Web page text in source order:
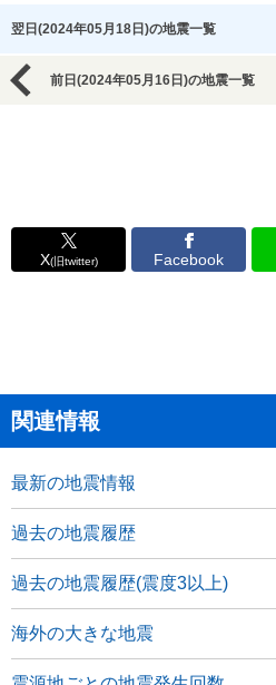
翌日(2024年05月18日)の地震一覧
前日(2024年05月16日)の地震一覧
X(旧twitter) Facebook
関連情報
最新の地震情報
過去の地震履歴
過去の地震履歴(震度3以上)
海外の大きな地震